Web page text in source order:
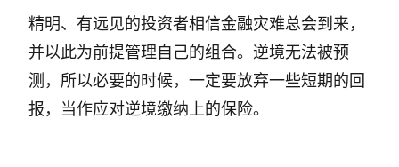
精明、有远见的投资者相信金融灾难总会到来，
并以此为前提管理自己的组合。逆境无法被预
测，所以必要的时候，一定要放弃一些短期的回
报，当作应对逆境缴纳上的保险。